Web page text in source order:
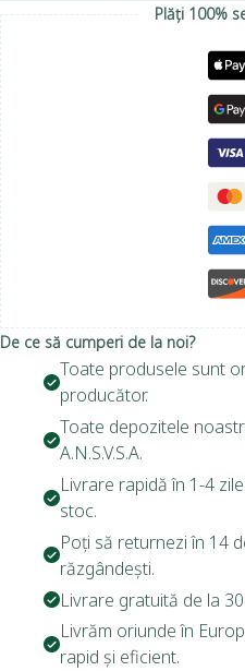
Plăți 100%
De ce să cumperi de la noi?
Toate produsele sunt
producător.
Toate depozitele
A.N.S.V.S.A.
Livrare rapidă în 1-4
stoc.
Poți să returnezi în 14
răzgândești.
Livrare gratuită de la
Livrăm oriunde în
rapid și eficient.